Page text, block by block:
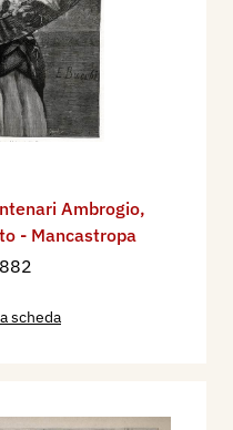
Ambrogio,
- Mancastropa
scheda